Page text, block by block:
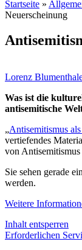
Startseite »
Neuerscheinung
Lorenz
Was ist die
antisemitische
„Antisemitismus
vertiefendes
von
Sie sehen gerade
werden.
Weitere
Inhalt entsperren
Erforderlichen